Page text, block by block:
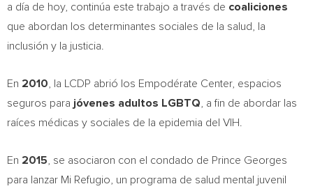
a día de hoy, continúa este trabajo a través de coaliciones
que abordan los determinantes sociales de la salud, la
inclusión y la justicia.
En 2010 , la LCDP abrió los Empodérate Center, espacios
seguros para jóvenes adultos LGBTQ , a fin de abordar las
raíces médicas y sociales de la epidemia del VIH.
En 2015 , se asociaron con el condado de Prince Georges
para lanzar Mi Refugio , un programa de salud mental juvenil